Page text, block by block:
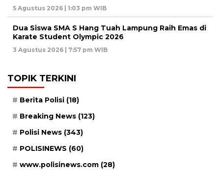
5 Agustus 2026 | 1:03 pm WIB
Dua Siswa SMA S Hang Tuah Lampung Raih Emas di
Karate Student Olympic 2026
3 Agustus 2026 | 7:57 pm WIB
TOPIK TERKINI
Berita Polisi (18)
Breaking News (123)
Polisi News (343)
POLISINEWS (60)
www.polisinews.com (28)